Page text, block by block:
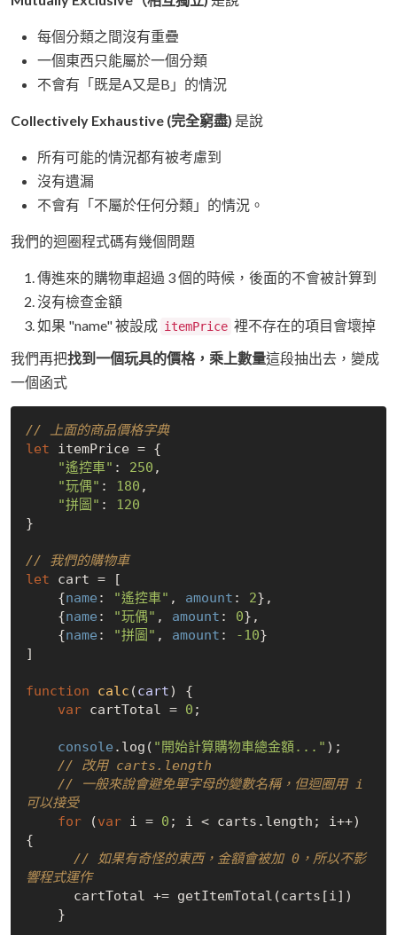
每個分類之間沒有重疊
一個東西只能屬於一個分類
不會有「既是A又是B」的情況
Collectively Exhaustive (完全窮盡) 是說
所有可能的情況都有被考慮到
沒有遺漏
不會有「不屬於任何分類」的情況。
我們的迴圈程式碼有幾個問題
傳進來的購物車超過 3 個的時候，後面的不會被計算到
沒有檢查金額
如果 "name" 被設成 itemPrice 裡不存在的項目會壞掉
我們再把找到一個玩具的價格，乘上數量這段抽出去，變成
一個函式
// 上面的商品價格字典
let itemPrice = {
"遙控車" : 250 ,
"玩偶" : 180 ,
"拼圖" : 120
}
// 我們的購物車
let cart = [
    {
name : "遙控車" , amount : 2},
    {
name : "玩偶" , amount : 0},
    {
name : "拼圖" , amount : -10}
]
function calc (cart) {
var cartTotal = 0 ;
console .log( "開始計算購物車總金額..." );
// 改用 carts.length
// 一般來說會避免單字母的變數名稱，但迴圈用 i
可以接受
for (var i = 0 ; i < carts.length; i++)
{
// 如果有奇怪的東西，金額會被加 0，所以不影
響程式運作